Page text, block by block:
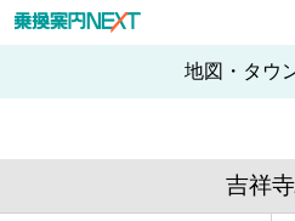
地図・タウ
吉祥